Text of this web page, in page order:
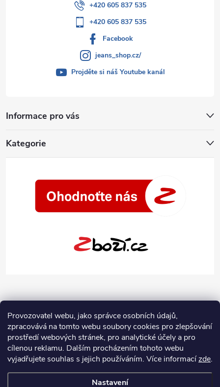
Provozovatel webu, jako správce osobních údajů,
zpracovává na tomto webu soubory cookies pro zlepšování
prostředí webových stránek, pro analytické účely a pro
cílenou reklamu. Dalším procházením tohoto webu
vyjadřujete souhlas s jejich používáním. Více informacízde.
Nastavení
Informace pro vás
Kategorie
+420 605 837 535
+420 605 837 535
Facebook
jeans_shop.cz/
Projděte si náš Youtube kanál